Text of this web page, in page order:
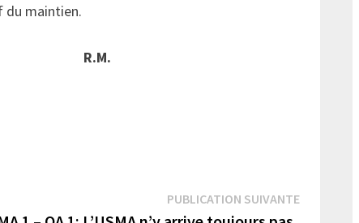
du maintien.
R.M.
PUBLICATION SUIVANTEPublication